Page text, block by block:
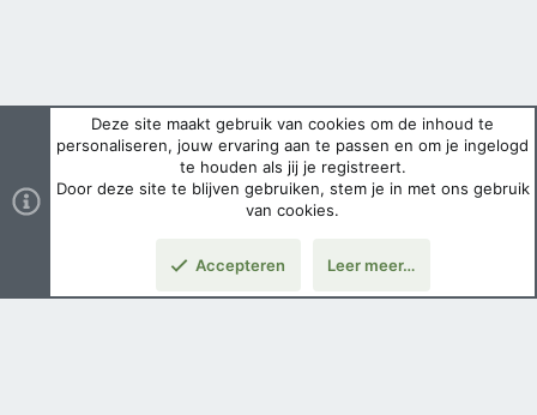
Deze site maakt gebruik van cookies om de inhoud te
personaliseren, jouw ervaring aan te passen en om je ingelogd
te houden als jij je registreert.
Door deze site te blijven gebruiken, stem je in met ons gebruik
van cookies.
Accepteren Leer meer…